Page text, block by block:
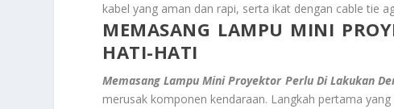
kabel yang aman dan rapi, serta ikat dengan cable tie
MEMASANG LAMPU MINI
HATI-HATI
Memasang Lampu Mini Proyektor Perlu Di Lakukan
merusak komponen kendaraan. Langkah pertama